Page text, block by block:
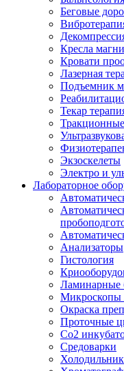
Беговые
Кресла
Кровати
Лазерная
Подъемник
Текар
Экзоскелеты
Электро и
Лабораторное
Анализаторы
Гистология
Ламинарные
Микроскопы
Окраска
Проточные
Со2
Средоварки